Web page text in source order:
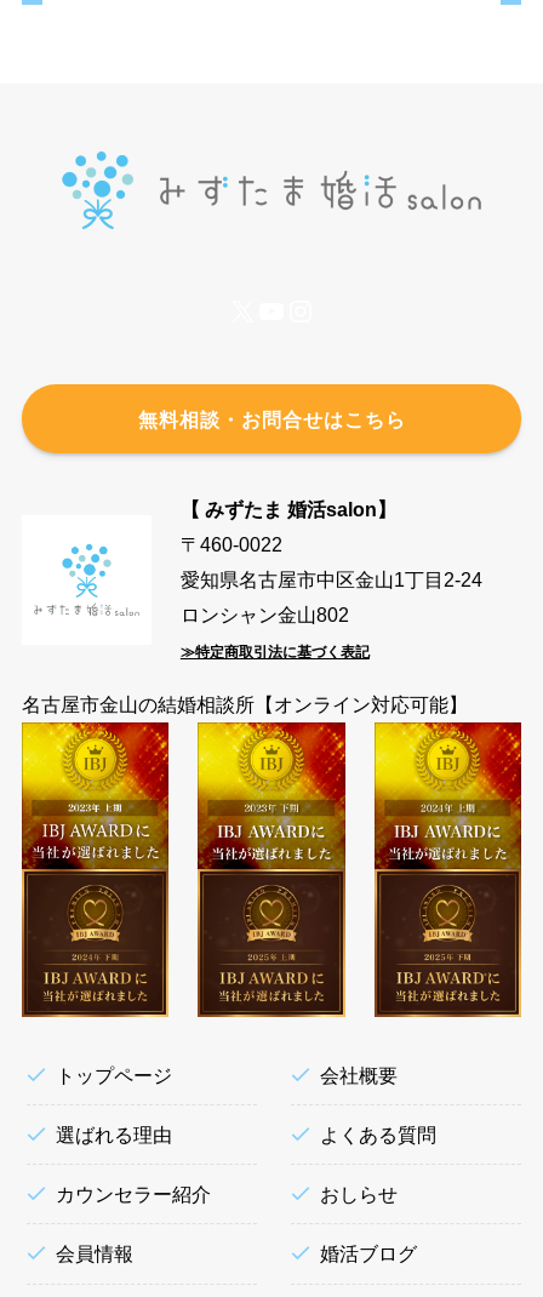
無料相談・お問合せはこちら
【 みずたま 婚活salon】
〒460-0022
愛知県名古屋市中区金山1丁目2-24
ロンシャン金山802
≫特定商取引法に基づく表記
名古屋市金山の結婚相談所【オンライン対応可能】
トップページ
選ばれる理由
カウンセラー紹介
会員情報
会社概要
よくある質問
おしらせ
婚活ブログ